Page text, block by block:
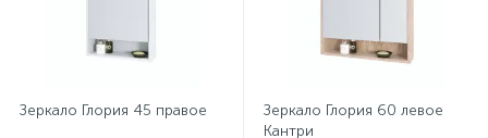
Зеркало Глория 45 правое
Зеркало Глория 60 левое
Кантри